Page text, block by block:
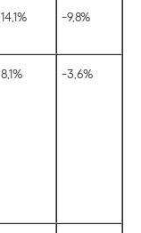
14,1% -9,8%
8,1% -3,6%